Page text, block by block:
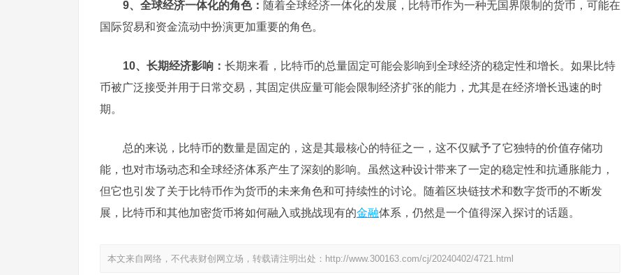
9、全球经济一体化的角色： 随着全球经济一体化的发展，比特币作为一种无国界限制的货币，可能在
国际贸易和资金流动中扮演更加重要的角色。
10、长期经济影响： 长期来看，比特币的总量固定可能会影响到全球经济的稳定性和增长。如果比特
币被广泛接受并用于日常交易，其固定供应量可能会限制经济扩张的能力，尤其是在经济增长迅速的时
期。
总的来说，比特币的数量是固定的，这是其最核心的特征之一，这不仅赋予了它独特的价值存储功
能，也对市场动态和全球经济体系产生了深刻的影响。虽然这种设计带来了一定的稳定性和抗通胀能力，
但它也引发了关于比特币作为货币的未来角色和可持续性的讨论。随着区块链技术和数字货币的不断发
展，比特币和其他加密货币将如何融入或挑战现有的金融体系，仍然是一个值得深入探讨的话题。
本文来自网络，不代表财创网立场，转载请注明出处： http://www.300163.com/cj/20240402/4721.html